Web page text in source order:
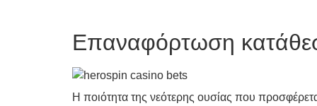
Επαναφόρτωση
Η ποιότητα της νεότερης ουσίας που